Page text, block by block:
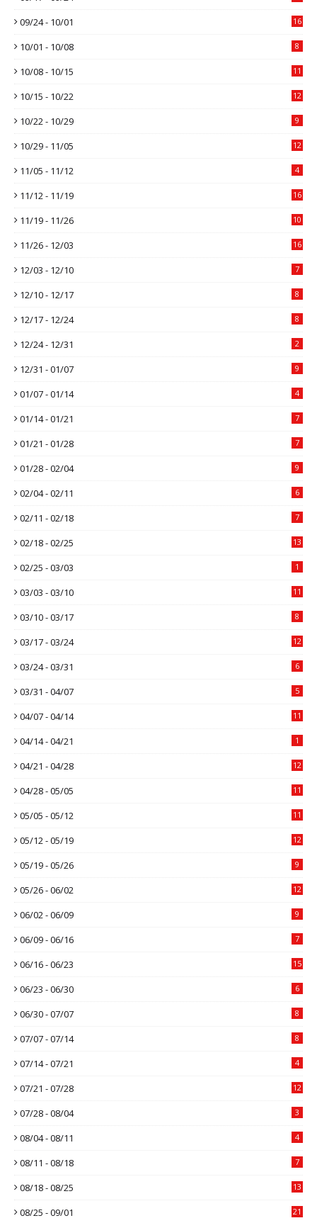
09/24 - 10/01 16
10/01 - 10/08 8
10/08 - 10/15 11
10/15 - 10/22 12
10/22 - 10/29 9
10/29 - 11/05 12
11/05 - 11/12 4
11/12 - 11/19 16
11/19 - 11/26 10
11/26 - 12/03 16
12/03 - 12/10 7
12/10 - 12/17 8
12/17 - 12/24 8
12/24 - 12/31 2
12/31 - 01/07 9
01/07 - 01/14 4
01/14 - 01/21 7
01/21 - 01/28 7
01/28 - 02/04 9
02/04 - 02/11 6
02/11 - 02/18 7
02/18 - 02/25 13
02/25 - 03/03 1
03/03 - 03/10 11
03/10 - 03/17 8
03/17 - 03/24 12
03/24 - 03/31 6
03/31 - 04/07 5
04/07 - 04/14 11
04/14 - 04/21 1
04/21 - 04/28 12
04/28 - 05/05 11
05/05 - 05/12 11
05/12 - 05/19 12
05/19 - 05/26 9
05/26 - 06/02 12
06/02 - 06/09 9
06/09 - 06/16 7
06/16 - 06/23 15
06/23 - 06/30 6
06/30 - 07/07 8
07/07 - 07/14 8
07/14 - 07/21 4
07/21 - 07/28 12
07/28 - 08/04 3
08/04 - 08/11 4
08/11 - 08/18 7
08/18 - 08/25 13
08/25 - 09/01 21